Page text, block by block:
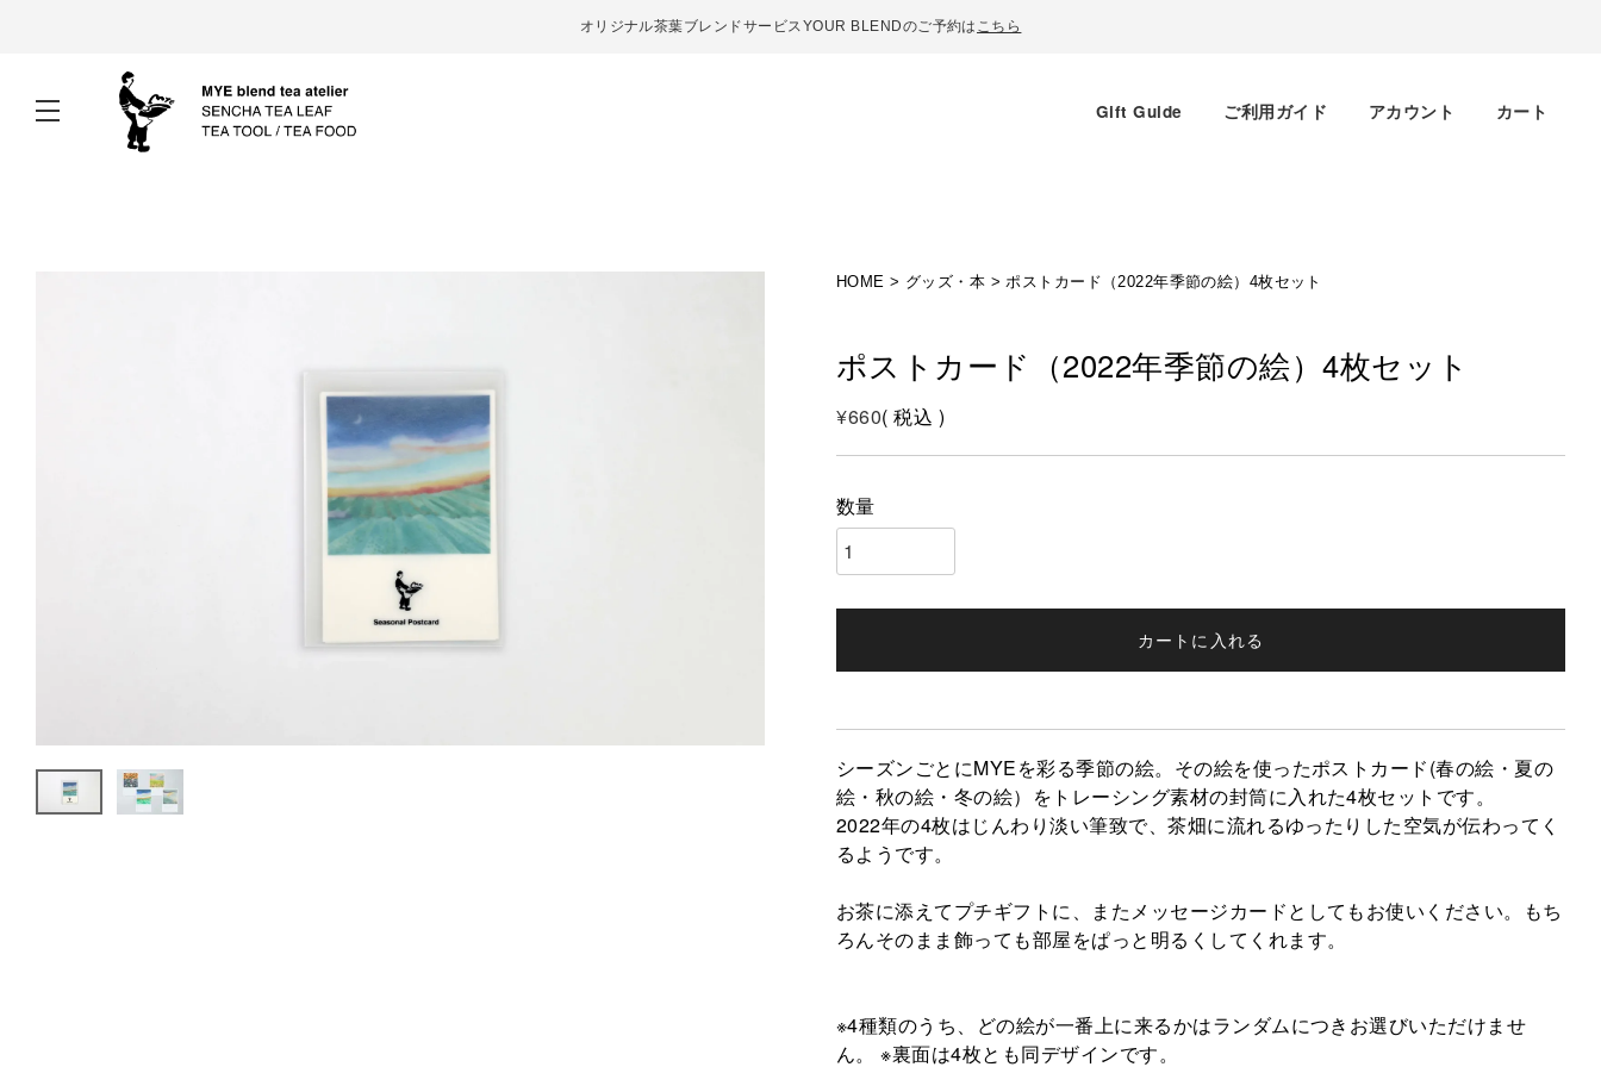
オリジナル茶葉ブレンドサービスYOUR BLENDのご予約は こちら
Gift Guide ご利用ガイド アカウント カート
HOME グッズ・本 ポストカード（2022年季節の絵）4枚セット
ポストカード（2022年季節の絵）4枚セット
¥660 税込
カートに入れる
シーズンごとにMYEを彩る季節の絵。その絵を使ったポストカード(春の絵・夏の
絵・秋の絵・冬の絵）をトレーシング素材の封筒に入れた4枚セットです。
2022年の4枚はじんわり淡い筆致で、茶畑に流れるゆったりした空気が伝わってく
るようです。
お茶に添えてプチギフトに、またメッセージカードとしてもお使いください。もち
ろんそのまま飾っても部屋をぱっと明るくしてくれます。
※4種類のうち、どの絵が一番上に来るかはランダムにつきお選びいただけませ
ん。 ※裏面は4枚とも同デザインです。